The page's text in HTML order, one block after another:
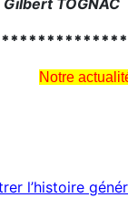
TOGNAC
Notre
l’histoire